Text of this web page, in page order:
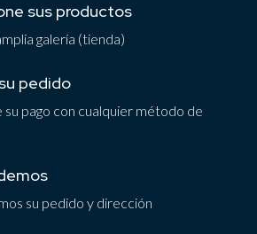
sus productos
galería (tienda)
pedido
pago con cualquier método de
su pedido y dirección